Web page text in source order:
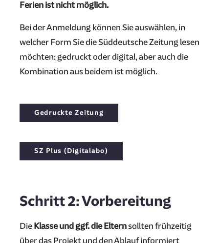
Ferien ist nicht möglich.
Bei der Anmeldung können Sie auswählen, in
welcher Form Sie die Süddeutsche Zeitung lesen
möchten: gedruckt oder digital, aber auch die
Kombination aus beidem ist möglich.
Gedruckte Zeitung
SZ Plus (Digitalabo)
Schritt 2: Vorbereitung
Die Klasse und ggf. die Elternsollten frühzeitig
über das Projekt und den Ablauf informiert